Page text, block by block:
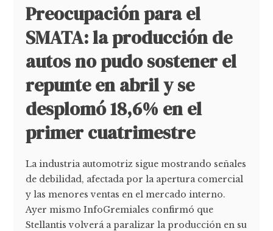
Preocupación para el
SMATA: la producción de
autos no pudo sostener el
repunte en abril y se
desplomó 18,6% en el
primer cuatrimestre
La industria automotriz sigue mostrando señales
de debilidad, afectada por la apertura comercial
y las menores ventas en el mercado interno.
Ayer mismo InfoGremiales confirmó que
Stellantis volverá a paralizar la producción en su